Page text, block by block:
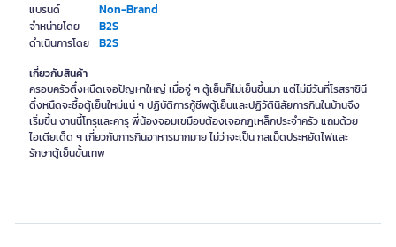
แบรนด์ Non-Brand
จำหน่ายโดย B2S
ดำเนินการโดย B2S
เกี่ยวกับสินค้า
ครอบครัวตึ๋งหนืดเจอปัญหาใหญ่ เมื่อจู่ ๆ ตู้เย็นก็ไม่เย็นขึ้นมา แต่ไม่มีวันที่โรสราชินี
ตึ๋งหนืดจะซื้อตู้เย็นใหม่แน่ ๆ ปฏิบัติการกู้ชีพตู้เย็นและปฏิวัตินิสัยการกินในบ้านจึง
เริ่มขึ้น งานนี้โทรุและคารุ พี่น้องจอมเขมือบต้องเจอกฎเหล็กประจำครัว แถมด้วย
ไอเดียเด็ด ๆ เกี่ยวกับการกินอาหารมากมาย ไม่ว่าจะเป็น กลเม็ดประหยัดไฟและ